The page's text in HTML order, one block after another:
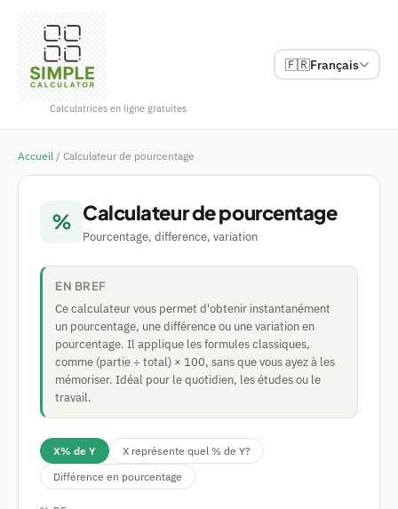
Calculatrices en ligne gratuites
🇫🇷Français
Accueil / Calculateur de pourcentage
% Calculateur de pourcentage
Pourcentage, difference, variation
EN BREF
Ce calculateur vous permet d'obtenir instantanément
un pourcentage, une différence ou une variation en
pourcentage. Il applique les formules classiques,
comme (partie ÷ total) × 100, sans que vous ayez à les
mémoriser. Idéal pour le quotidien, les études ou le
travail.
X% de Y
X représente quel % de Y?
Différence en pourcentage